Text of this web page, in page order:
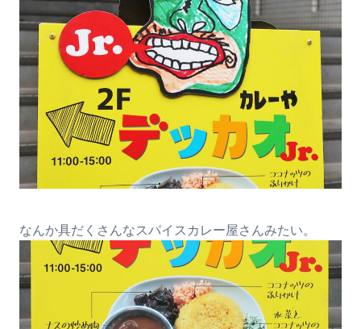
なんか具だくさんなスパイスカレー屋さんみたい。